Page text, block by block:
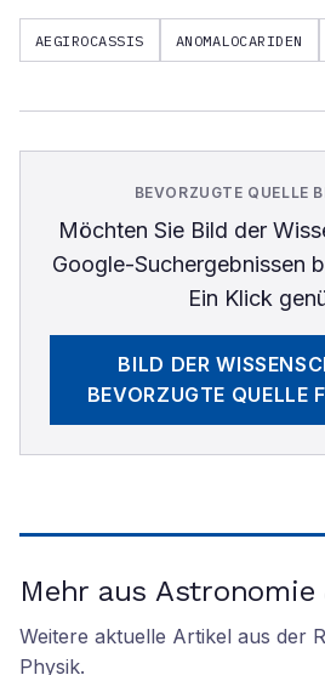
AEGIROCASSIS ANOMALOCARIDEN
BEVORZUGTE QUELLE
Möchten Sie Bild der
Google-Suchergebnissen
Ein Klick
BILD DER
BEVORZUGTE QUELLE
Mehr aus Astronomie
Weitere aktuelle Artikel aus der
Physik.